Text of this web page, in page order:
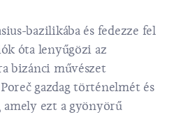
bazilikába és fedezze fel
óta lenyűgözi az
bizánci művészet
gazdag történelmét és
ezt a gyönyörű